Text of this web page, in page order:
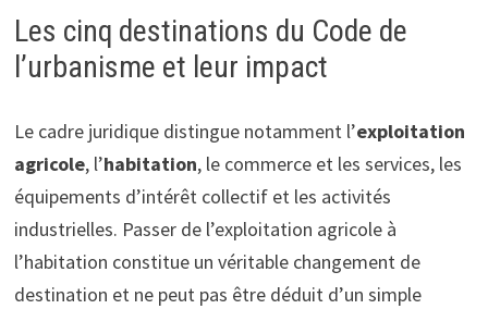
Les cinq destinations du Code de
l’urbanisme et leur impact
Le cadre juridique distingue notamment l’exploitation
agricole, l’habitation, le commerce et les services, les
équipements d’intérêt collectif et les activités
industrielles. Passer de l’exploitation agricole à
l’habitation constitue un véritable changement de
destination et ne peut pas être déduit d’un simple